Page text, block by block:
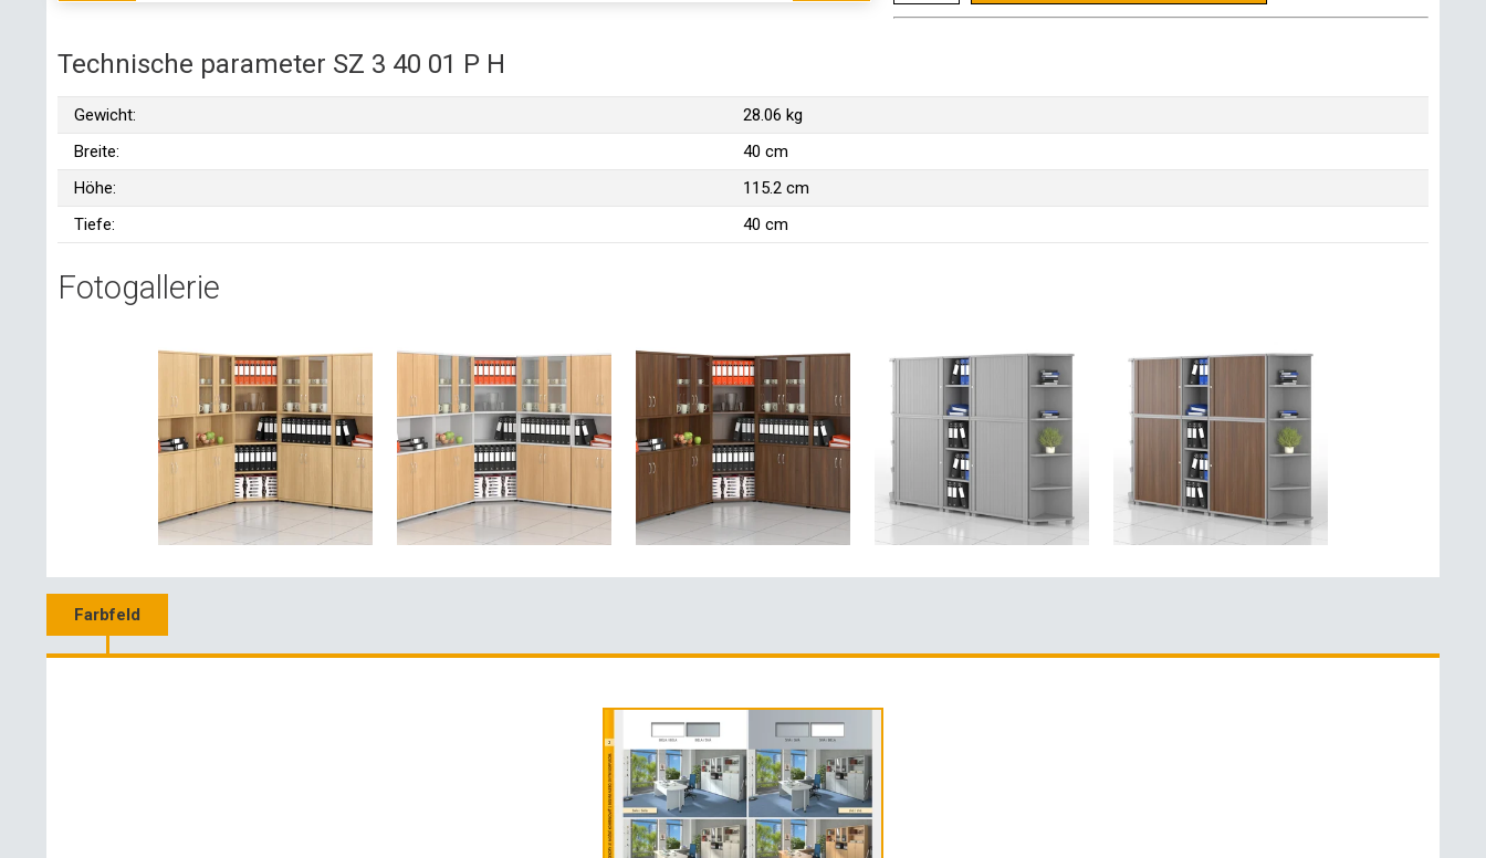
Technische parameter SZ 3 40 01 P H
Gewicht:
28.06 kg
Breite:
40 cm
Höhe:
115.2 cm
Tiefe:
40 cm
Fotogallerie
Farbfeld